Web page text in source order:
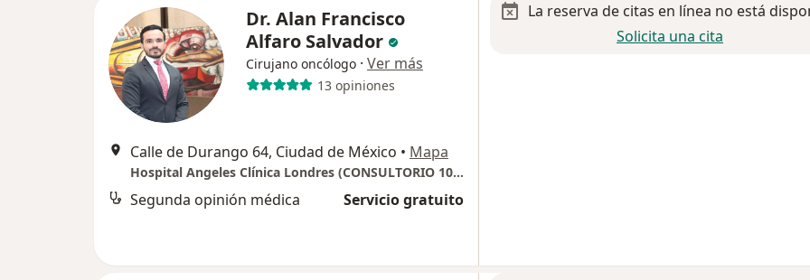
Dr. Alan Francisco
Alfaro Salvador
Cirujano oncólogo · Ver más
13 opiniones
Calle de Durango 64, Ciudad de México • Mapa
Hospital Angeles Clínica Londres (CONSULTORIO 101)
Segunda opinión médica Servicio gratuito
La reserva de citas en línea no está
Solicita una cita